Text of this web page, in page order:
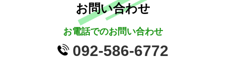
お問い合わせ
お電話でのお問い合わせ
092-586-6772